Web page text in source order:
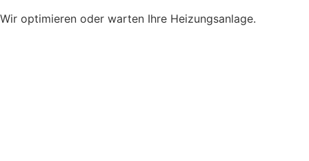
Wir optimieren oder warten Ihre Heizungsanlage.